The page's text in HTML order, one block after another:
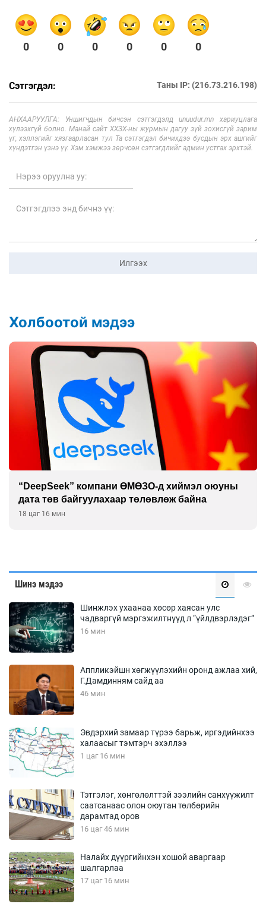
0 0 0 0 0 0
Сэтгэгдэл: Таны IP: (216.73.216.198)
АНХААРУУЛГА: Уншигчдын бичсэн сэтгэгдэлд unuudur.mn хариуцлага
хүлээхгүй болно. Манай сайт ХХЗХ-ны журмын дагуу зүй зохисгүй зарим
үг, хэллэгийг хязгаарласан тул Та сэтгэгдэл бичихдээ бусдын эрх ашгийг
хүндэтгэн үзнэ үү. Хэм хэмжээ зөрчсөн сэтгэгдлийг админ устгах эрхтэй.
Илгээх
Холбоотой мэдээ
“DeepSeek” компани ӨМӨЗО-д хиймэл оюуны
дата төв байгуулахаар төлөвлөж байна
18 цаг 16 мин
Шинэ мэдээ
Шинжлэх ухаанаа хөсөр хаясан улс
чадваргүй мэргэжилтнүүд л “үйлдвэрлэдэг”
16 мин
Аппликэйшн хөгжүүлэхийн оронд ажлаа хий,
Г.Дамдинням сайд аа
46 мин
Эвдэрхий замаар түрээ барьж, иргэдийнхээ
халаасыг тэмтэрч эхэллээ
1 цаг 16 мин
Тэтгэлэг, хөнгөлөлттэй зээлийн санхүүжилт
саатсанаас олон оюутан төлбөрийн
дарамтад оров
16 цаг 46 мин
Налайх дүүргийнхэн хошой аваргаар
шалгарлаа
17 цаг 16 мин